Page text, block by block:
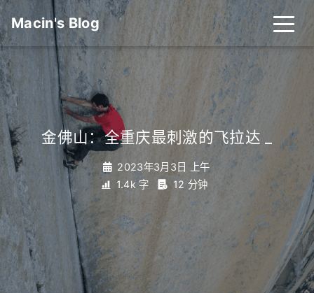
Macin's Blog
金佛山：全重庆最刺激的飞拉达
2023年3月3日 上午
1.4k 字
12 分钟